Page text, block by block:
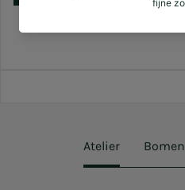
Atelier Bomen